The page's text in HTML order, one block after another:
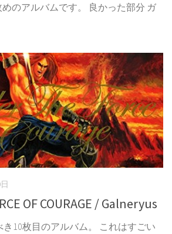
のアルバムです。 良かった部分 ガ
OF COURAGE / Galneryus
き10枚目のアルバム。 これはすごい